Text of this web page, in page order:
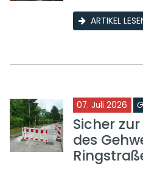
ARTIKEL
07. Juli 2026
Sicher
des